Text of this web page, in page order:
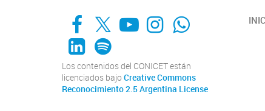
Facebook
X YouTube
Instagram
Whats App
LinkedIn
Spotify
Los contenidos del CONICET están
licenciados bajo Creative Commons
Reconocimiento 2.5 Argentina License